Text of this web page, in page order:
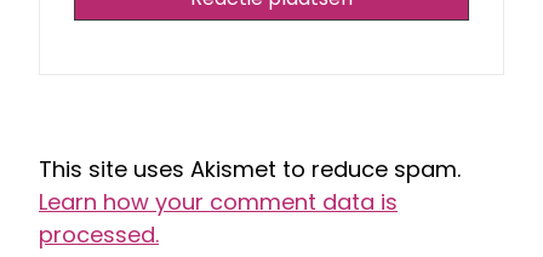
This site uses Akismet to reduce spam.
Learn how your comment data is
processed.